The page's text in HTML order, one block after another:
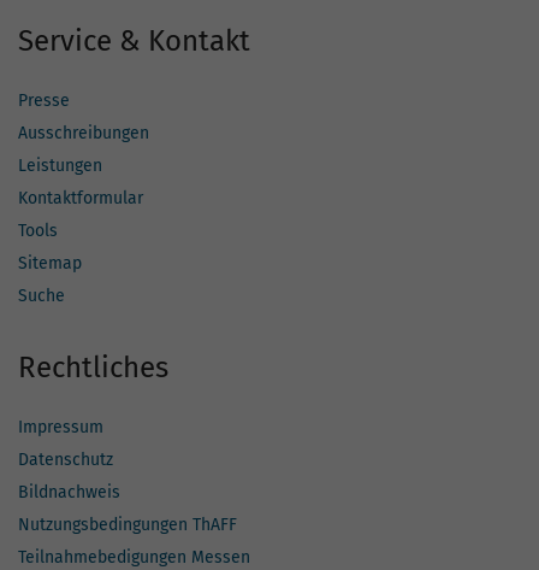
Service & Kontakt
Presse
Ausschreibungen
Leistungen
Kontaktformular
Tools
Sitemap
Suche
Rechtliches
Impressum
Datenschutz
Bildnachweis
Nutzungsbedingungen ThAFF
Teilnahmebedigungen Messen